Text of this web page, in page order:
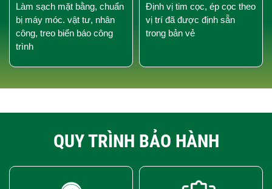
Làm sạch mặt bằng, chuẩn
bị máy móc. vật tư, nhân
công, treo biển báo công
trình
Định vị tim cọc, ép cọc theo
vị trí đã được định sẵn
trong bản vẻ
QUY TRÌNH BẢO HÀNH